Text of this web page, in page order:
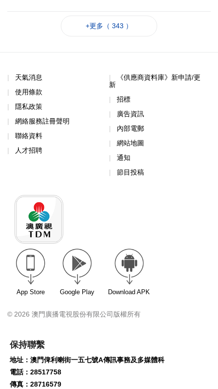
+更多（ 343 ）
天氣消息
使用條款
隱私政策
網絡服務註冊聲明
聯絡資料
人才招聘
《供應商資料庫》新申請/更
新
招標
廣告資訊
內部電郵
網站地圖
通知
節目投稿
App Store Google Play Download APK
© 2026 澳門廣播電視股份有限公司版權所有
保持聯繫
地址：澳門俾利喇街一五七號A傳訊事務及多媒體科
電話：28517758
傳真：28716579